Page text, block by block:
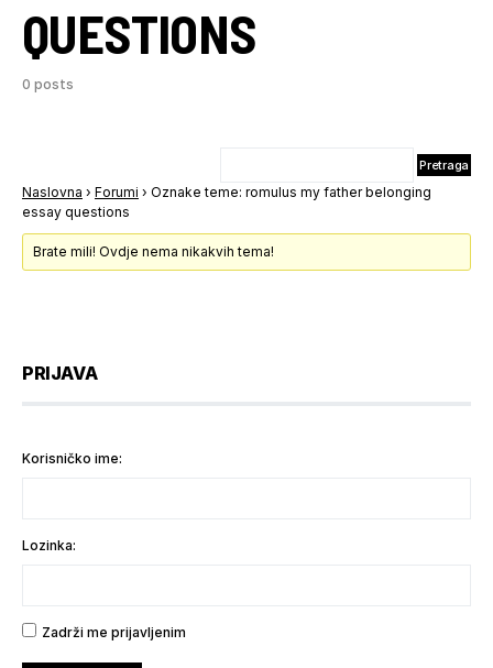
QUESTIONS
0 posts
Naslovna › Forumi › Oznake teme: romulus my father belonging
essay questions
Brate mili! Ovdje nema nikakvih tema!
PRIJAVA
Korisničko ime:
Lozinka:
Zadrži me prijavljenim